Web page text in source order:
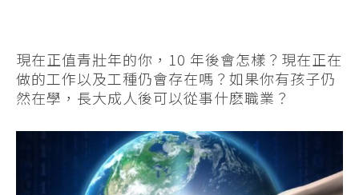
現在正值青壯年的你，10 年後會怎樣？現在正在
做的工作以及工種仍會存在嗎？如果你有孩子仍
然在學，長大成人後可以從事什麽職業？